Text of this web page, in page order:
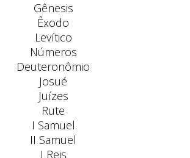
Gênesis
Êxodo
Levítico
Números
Deuteronômio
Josué
Juízes
Rute
I Samuel
II Samuel
I Reis